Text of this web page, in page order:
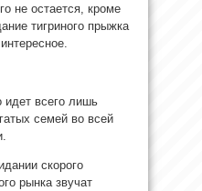
не остается, кроме
тигриного прыжка
всего лишь
семей во всей
скорого
рынка звучат